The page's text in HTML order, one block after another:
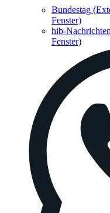
Bundestag
Fenster)
hib-Nachrichten
Fenster)